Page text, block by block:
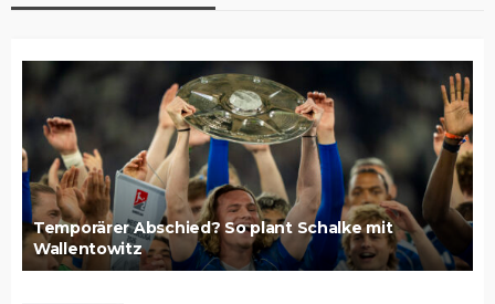
Temporärer Abschied? So plant Schalke mit
Wallentowitz